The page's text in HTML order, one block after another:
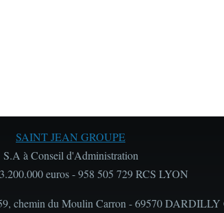
SAINT JEAN GROUPE
S.A à Conseil d'Administration
euros - 958 505 729 RCS LYON
chemin du Moulin Carron - 69570 DARDILLY